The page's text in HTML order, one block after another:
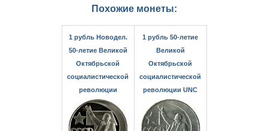
Похожие монеты:
1 рубль Новодел.
50-летие Великой
Октябрьской
социалистической
революции
1 рубль 50-летие
Великой
Октябрьской
социалистической
революции UNC